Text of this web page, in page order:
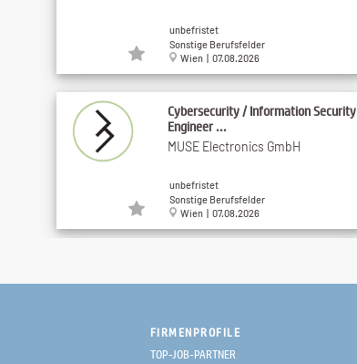
unbefristet
Sonstige Berufsfelder
Wien | 07.08.2026
Cybersecurity / Information Security
Engineer ...
MUSE Electronics GmbH
unbefristet
Sonstige Berufsfelder
Wien | 07.08.2026
| Wien | All ...
unbefristet
Sonstige Berufsfelder
FIRMENPROFILE
TOP-JOB-PARTNER